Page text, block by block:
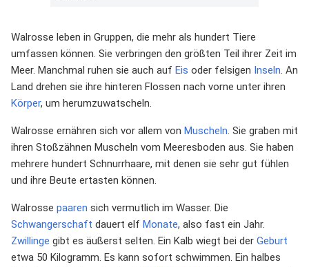
Walrosse leben in Gruppen, die mehr als hundert Tiere
umfassen können. Sie verbringen den größten Teil ihrer Zeit im
Meer. Manchmal ruhen sie auch auf Eis oder felsigen Inseln. An
Land drehen sie ihre hinteren Flossen nach vorne unter ihren
Körper, um herumzuwatscheln.
Walrosse ernähren sich vor allem von Muscheln. Sie graben mit
ihren Stoßzähnen Muscheln vom Meeresboden aus. Sie haben
mehrere hundert Schnurrhaare, mit denen sie sehr gut fühlen
und ihre Beute ertasten können.
Walrosse paaren sich vermutlich im Wasser. Die
Schwangerschaft dauert elf Monate, also fast ein Jahr.
Zwillinge gibt es äußerst selten. Ein Kalb wiegt bei der Geburt
etwa 50 Kilogramm. Es kann sofort schwimmen. Ein halbes